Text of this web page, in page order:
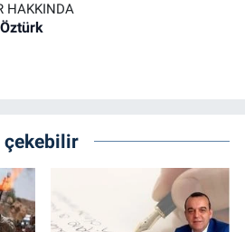
HAKKINDA
çekebilir